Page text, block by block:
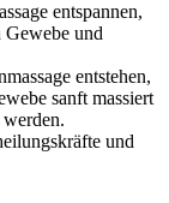
entspannen,
Gewebe und
entstehen,
sanft massiert
und